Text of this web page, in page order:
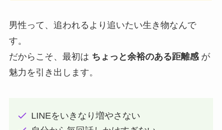
男性って、追われるより追いたい生き物なんで
す。
だからこそ、最初は ちょっと余裕のある距離感が
魅力を引き出します。
LINEをいきなり増やさない